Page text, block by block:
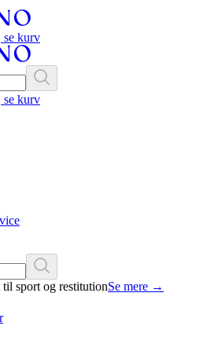
se kurv
se kurv
sport og restitutionSe mere →